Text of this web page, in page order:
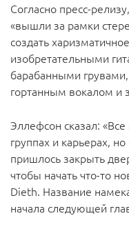
Согласно пресс-
«вышли за рамки
создать
изобретательными
барабанными
гортанным вокалом
Эллефсон сказал:
группах и карьерах,
пришлось закрыть
чтобы начать что-то
Dieth. Название
начала следующей